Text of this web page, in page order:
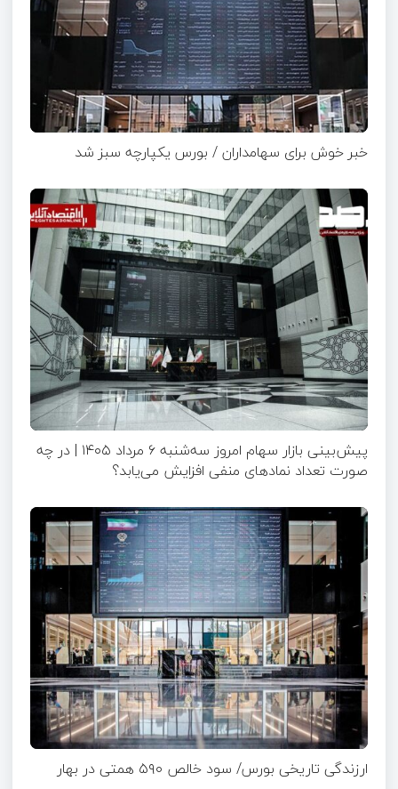
خبر خوش برای سهامداران / بورس یکپارچه سبز شد
پیش‌بینی بازار سهام امروز سه‌شنبه ۶ مرداد ۱۴۰۵ | در چه
صورت تعداد نماد‌های منفی افزایش می‌یابد؟
ارزندگی تاریخی بورس/ سود خالص ۵۹۰ همتی در بهار